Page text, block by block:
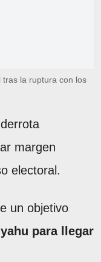
tras la ruptura con los
margen
electoral.
un objetivo
para llegar